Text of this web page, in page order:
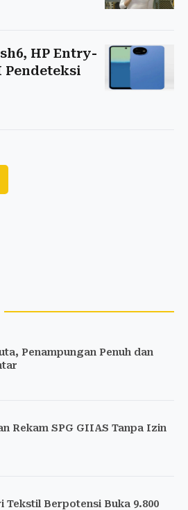
HP Entry-
Pendeteksi
Penampungan Penuh dan
Rekam SPG GIIAS Tanpa Izin
Berpotensi Buka 9.800